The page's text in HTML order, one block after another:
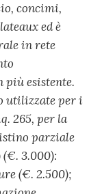
concimi,
ed è
in rete
più esistente.
utilizzate per i
265, per la
parziale
3.000):
(€. 2.500);